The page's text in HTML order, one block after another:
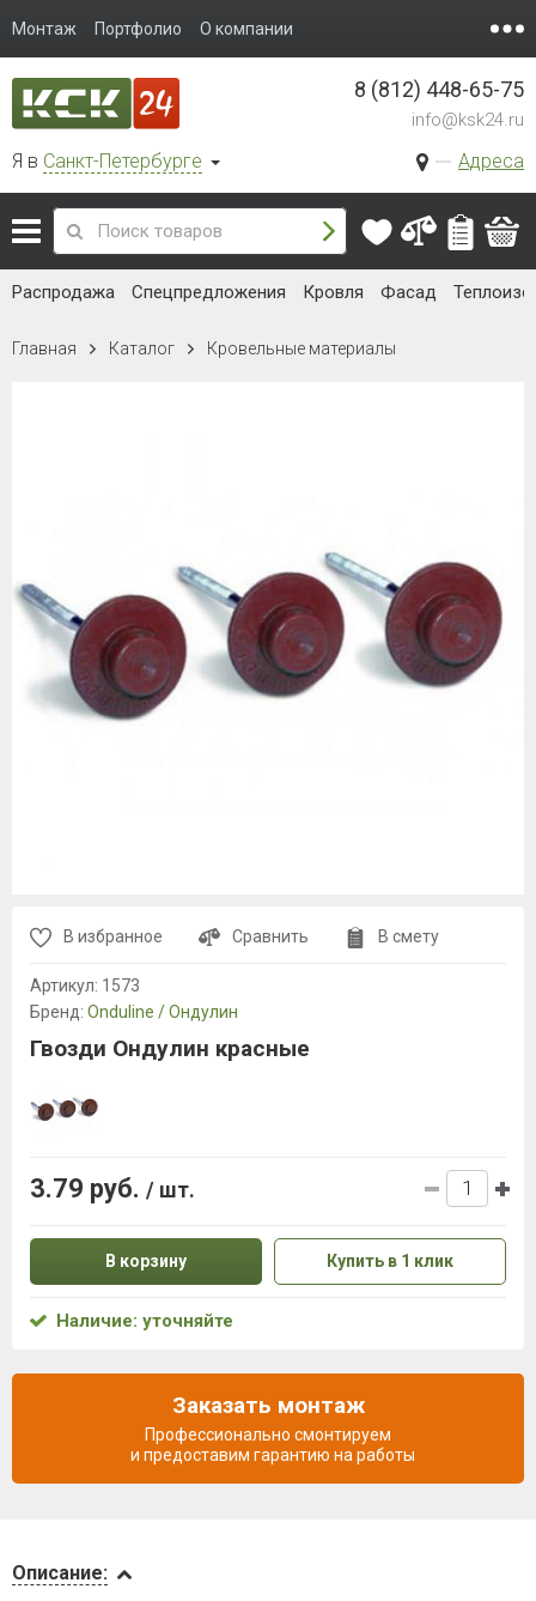
Монтаж Портфолио О компании
Я в Санкт-Петербурге Адреса
8 (812) 448-65-75
info@ksk24.ru
Распродажа Спецпредложения Кровля Фасад
Главная Каталог Кровельные материалы
Описание:
В избранное Сравнить В смету
Артикул: 1573
Бренд: Onduline / Ондулин
Гвозди Ондулин красные
3.79 руб. / шт.
В корзину Купить в 1 клик
Наличие: уточняйте
Заказать монтаж
Профессионально смонтируем
и предоставим гарантию на работы